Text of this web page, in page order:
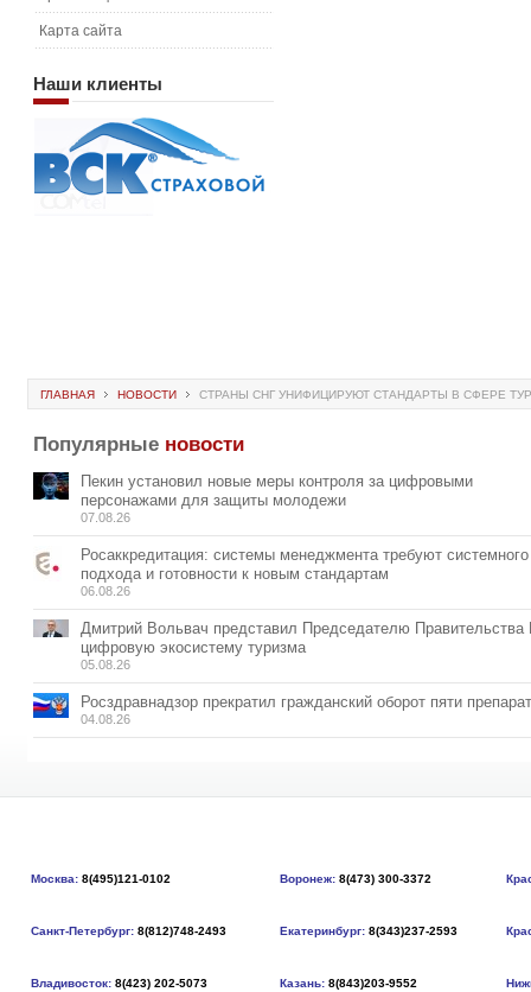
Карта сайта
Наши клиенты
ГЛАВНАЯ НОВОСТИ СТРАНЫ СНГ УНИФИЦИРУЮТ СТАНДАРТЫ В СФЕРЕ
Популярные новости
Пекин установил новые меры контроля за цифровыми
персонажами для защиты молодежи
07.08.26
Росаккредитация: системы менеджмента требуют системного
подхода и готовности к новым стандартам
06.08.26
Дмитрий Вольвач представил Председателю
цифровую экосистему туризма
05.08.26
Росздравнадзор прекратил гражданский оборот пяти
04.08.26
Москва: 8(495)121-0102 Воронеж: 8(473) 300-3372
Санкт-Петербург: 8(812)748-2493 Екатеринбург: 8(343)237-2593
Владивосток: 8(423) 202-5073 Казань: 8(843)203-9552